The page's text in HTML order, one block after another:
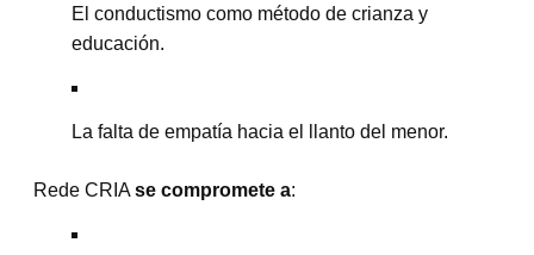
El conductismo como método de crianza y
educación.
La falta de empatía hacia el llanto del menor.
Rede CRIAse compromete a: